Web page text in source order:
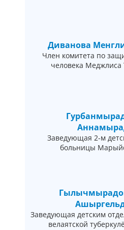
Диванова
Член комитета по
человека Меджлиса
Заведующая 2-м
больницы
Заведующая детским
велаятской